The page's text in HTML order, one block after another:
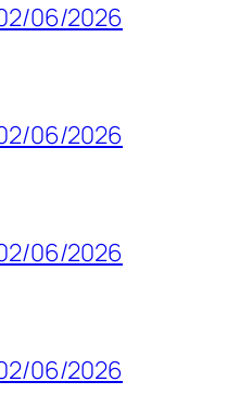
06/2026
06/2026
06/2026
06/2026